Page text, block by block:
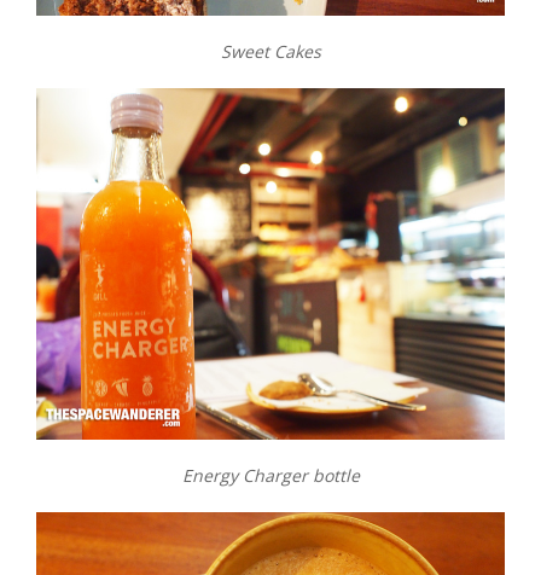
Sweet Cakes
Energy Charger bottle